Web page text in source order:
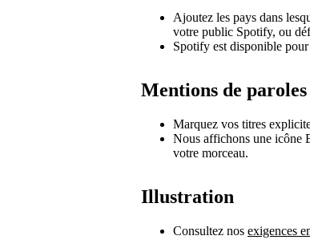
Ajoutez les pays dans
votre public Spotify, ou
Spotify est disponible
Mentions de
Marquez vos titres
Nous affichons une icône
votre morceau.
Illustration
Consultez nos exigences